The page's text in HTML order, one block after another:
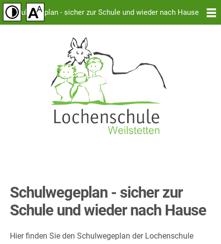
Schulwegeplan - sicher zur Schule und wieder nach Hause
Schulwegeplan - sicher zur
Schule und wieder nach Hause
Hier finden Sie den Schulwegeplan der Lochenschule